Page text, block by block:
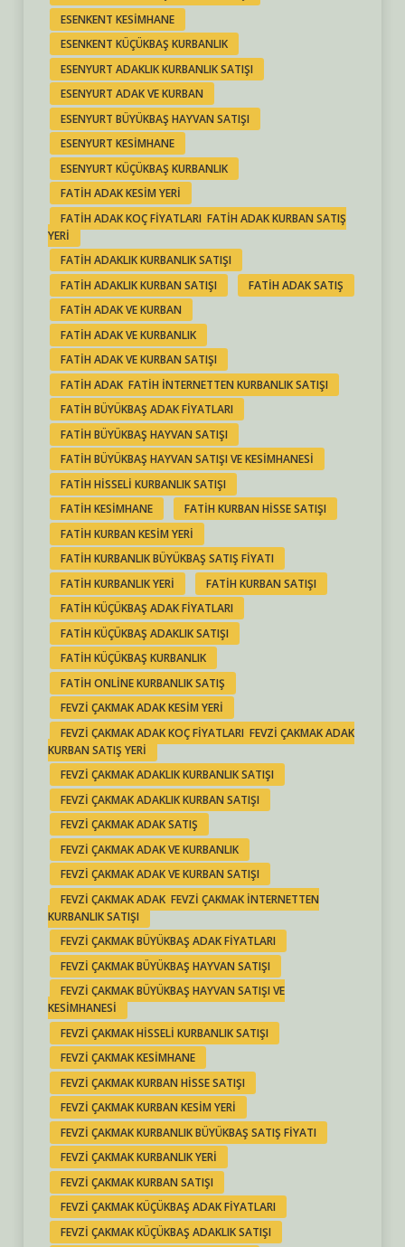
ESENKENT KESIMHANE
ESENKENT KÜÇÜKBAŞ KURBANLIK
ESENYURT ADAKLIK KURBANLIK SATIŞI
ESENYURT ADAK VE KURBAN
ESENYURT BÜYÜKBAŞ HAYVAN SATIŞI
ESENYURT KESIMHANE
ESENYURT KÜÇÜKBAŞ KURBANLIK
FATIH ADAK KESIM YERI
FATIH ADAK KOÇ FIYATLARI FATIH ADAK KURBAN SATIŞ
YERI
FATIH ADAKLIK KURBANLIK SATIŞI
FATIH ADAKLIK KURBAN SATIŞI
FATIH ADAK SATIŞ
FATIH ADAK VE KURBAN
FATIH ADAK VE KURBANLIK
FATIH ADAK VE KURBAN SATIŞI
FATIH ADAK FATIH INTERNETTEN KURBANLIK SATIŞI
FATIH BÜYÜKBAŞ ADAK FIYATLARI
FATIH BÜYÜKBAŞ HAYVAN SATIŞI
FATIH BÜYÜKBAŞ HAYVAN SATIŞI VE KESIMHANESI
FATIH HISSELI KURBANLIK SATIŞI
FATIH KESIMHANE
FATIH KURBAN HISSE SATIŞI
FATIH KURBAN KESIM YERI
FATIH KURBANLIK BÜYÜKBAŞ SATIŞ FIYATI
FATIH KURBANLIK YERI
FATIH KURBAN SATIŞI
FATIH KÜÇÜKBAŞ ADAK FIYATLARI
FATIH KÜÇÜKBAŞ ADAKLIK SATIŞI
FATIH KÜÇÜKBAŞ KURBANLIK
FATIH ONLINE KURBANLIK SATIŞ
FEVZI ÇAKMAK ADAK KESIM YERI
FEVZI ÇAKMAK ADAK KOÇ FIYATLARI FEVZI ÇAKMAK ADAK
KURBAN SATIŞ YERI
FEVZI ÇAKMAK ADAKLIK KURBANLIK SATIŞI
FEVZI ÇAKMAK ADAKLIK KURBAN SATIŞI
FEVZI ÇAKMAK ADAK SATIŞ
FEVZI ÇAKMAK ADAK VE KURBANLIK
FEVZI ÇAKMAK ADAK VE KURBAN SATIŞI
FEVZI ÇAKMAK ADAK FEVZI ÇAKMAK INTERNETTEN
KURBANLIK SATIŞI
FEVZI ÇAKMAK BÜYÜKBAŞ ADAK FIYATLARI
FEVZI ÇAKMAK BÜYÜKBAŞ HAYVAN SATIŞI
FEVZI ÇAKMAK BÜYÜKBAŞ HAYVAN SATIŞI VE
KESIMHANESI
FEVZI ÇAKMAK HISSELI KURBANLIK SATIŞI
FEVZI ÇAKMAK KESIMHANE
FEVZI ÇAKMAK KURBAN HISSE SATIŞI
FEVZI ÇAKMAK KURBAN KESIM YERI
FEVZI ÇAKMAK KURBANLIK BÜYÜKBAŞ SATIŞ FIYATI
FEVZI ÇAKMAK KURBANLIK YERI
FEVZI ÇAKMAK KURBAN SATIŞI
FEVZI ÇAKMAK KÜÇÜKBAŞ ADAK FIYATLARI
FEVZI ÇAKMAK KÜÇÜKBAŞ ADAKLIK SATIŞI